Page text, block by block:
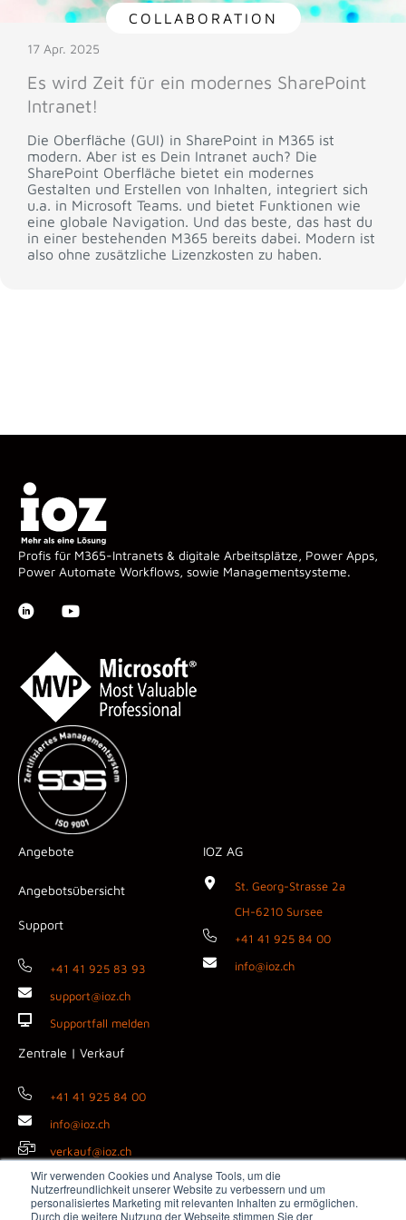
Wir verwenden Cookies und Analyse Tools, um die
Nutzerfreundlichkeit unserer Website zu verbessern und um
personalisiertes Marketing mit relevanten Inhalten zu ermöglichen.
Durch die weitere Nutzung der Webseite stimmen Sie der
COLLABORATION
17 Apr. 2025
Es wird Zeit für ein modernes SharePoint
Intranet!
Die Oberfläche (GUI) in SharePoint in M365 ist
modern. Aber ist es Dein Intranet auch? Die
SharePoint Oberfläche bietet ein modernes
Gestalten und Erstellen von Inhalten, integriert sich
u.a. in Microsoft Teams. und bietet Funktionen wie
eine globale Navigation. Und das beste, das hast du
in einer bestehenden M365 bereits dabei. Modern ist
also ohne zusätzliche Lizenzkosten zu haben.
Profis für M365-Intranets & digitale Arbeitsplätze, Power Apps,
Power Automate Workflows, sowie Managementsysteme.
Angebote
Angebotsübersicht
Support
+41 41 925 83 93
support@ioz.ch
Supportfall melden
Zentrale | Verkauf
+41 41 925 84 00
info@ioz.ch
verkauf@ioz.ch
IOZ AG
St. Georg-Strasse 2a
CH-6210 Sursee
+41 41 925 84 00
info@ioz.ch